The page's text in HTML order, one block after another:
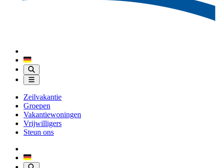
Zeilvakantie
Groepen
Vakantiewoningen
Vrijwilligers
Steun ons